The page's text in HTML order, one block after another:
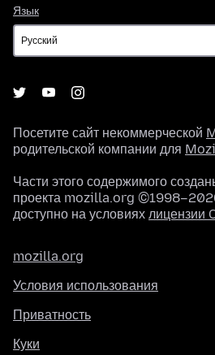
Язык
Посетите сайт некоммерческой
родительской компании для
Части этого содержимого
проекта mozilla.org
доступно на условиях лицензии
mozilla.org
Условия использования
Приватность
Куки